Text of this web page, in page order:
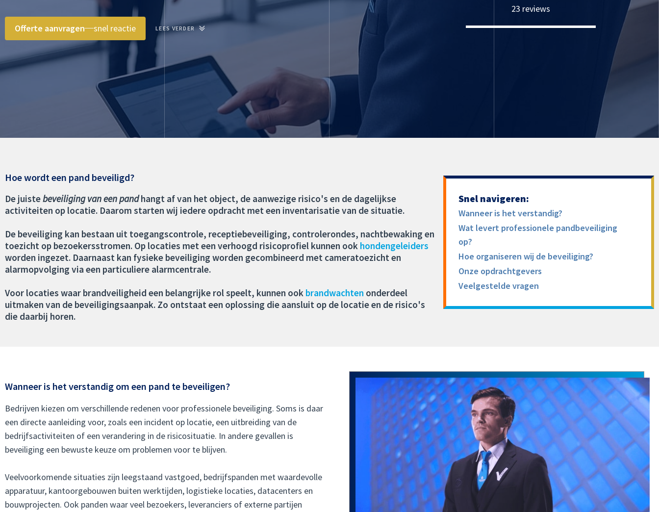
Offerte aanvragen snel reactie LEES VERDER
23 reviews
Hoe wordt een pand beveiligd?
De juistebeveiliging van een pandhangt af van het object, de aanwezige risico's en de dagelijkse
activiteiten op locatie. Daarom starten wij iedere opdracht met een inventarisatie van de situatie.
De beveiliging kan bestaan uit toegangscontrole, receptiebeveiliging, controlerondes, nachtbewaking en
toezicht op bezoekersstromen. Op locaties met een verhoogd risicoprofiel kunnen ook hondengeleiders
worden ingezet. Daarnaast kan fysieke beveiliging worden gecombineerd met cameratoezicht en
alarmopvolging via een particuliere alarmcentrale.
Voor locaties waar brandveiligheid een belangrijke rol speelt, kunnen ook brandwachten onderdeel
uitmaken van de beveiligingsaanpak. Zo ontstaat een oplossing die aansluit op de locatie en de risico's
die daarbij horen.
Snel navigeren:
Wanneer is het verstandig?
Wat levert professionele pandbeveiliging
op?
Hoe organiseren wij de beveiliging?
Onze opdrachtgevers
Veelgestelde vragen
Wanneer is het verstandig om een pand te beveiligen?
Bedrijven kiezen om verschillende redenen voor professionele beveiliging. Soms is daar
een directe aanleiding voor, zoals een incident op locatie, een uitbreiding van de
bedrijfsactiviteiten of een verandering in de risicosituatie. In andere gevallen is
beveiliging een bewuste keuze om problemen voor te blijven.
Veelvoorkomende situaties zijn leegstaand vastgoed, bedrijfspanden met waardevolle
apparatuur, kantoorgebouwen buiten werktijden, logistieke locaties, datacenters en
bouwprojecten. Ook panden waar veel bezoekers, leveranciers of externe partijen